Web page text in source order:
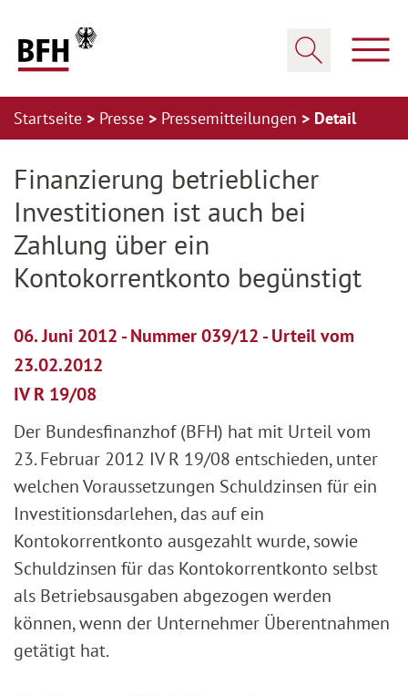
Startseite Presse Pressemitteilungen Detail
Finanzierung betrieblicher
Investitionen ist auch bei
Zahlung über ein
Kontokorrentkonto begünstigt
06. Juni 2012 - Nummer 039/12 - Urteil vom
23.02.2012
IV R 19/08
Der Bundesfinanzhof (BFH) hat mit Urteil vom
23. Februar 2012 IV R 19/08 entschieden, unter
welchen Voraussetzungen Schuldzinsen für ein
Investitionsdarlehen, das auf ein
Kontokorrentkonto ausgezahlt wurde, sowie
Schuldzinsen für das Kontokorrentkonto selbst
als Betriebsausgaben abgezogen werden
können, wenn der Unternehmer Überentnahmen
getätigt hat.